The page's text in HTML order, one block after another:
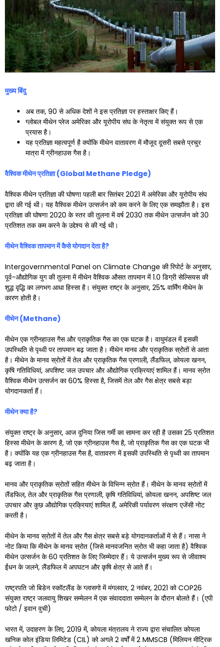
मुख्य बिंदु
अब तक, 90 से अधिक देशों ने इस प्रतिज्ञा पर हस्ताक्षर किए हैं।
ग्लोबल मीथेन प्लेज अमेरिका और यूरोपीय संघ के नेतृत्व में संयुक्त रूप से एक
प्रयास है।
यह प्रतिज्ञा महत्वपूर्ण है क्योंकि मीथेन वातावरण में मौजूद दूसरी सबसे प्रचुर
मात्रा में ग्रीनहाउस गैस है।
वैश्विक मीथेन प्रतिज्ञा (Global Methane Pledge)
वैश्विक मीथेन प्रतिज्ञा की घोषणा पहली बार सितंबर 2021 में अमेरिका और यूरोपीय संघ
द्वारा की गई थी। यह वैश्विक मीथेन उत्सर्जन को कम करने के लिए एक समझौता है। इस
प्रतिज्ञा की घोषणा 2020 के स्तर की तुलना में वर्ष 2030 तक मीथेन उत्सर्जन को 30
प्रतिशत तक कम करने के उद्देश्य से की गई थी।
मीथेन वैश्विक तापमान में कैसे योगदान देता है?
Intergovernmental Panel on Climate Change की रिपोर्ट के अनुसार,
पूर्व-औद्योगिक युग की तुलना में मीथेन वैश्विक औसत तापमान में 1.0 डिग्री सेल्सियस की
शुद्ध वृद्धि का लगभग आधा हिस्सा है। संयुक्त राष्ट्र के अनुसार, 25% वार्मिंग मीथेन के
कारण होती है।
मीथेन (Methane)
मीथेन एक ग्रीनहाउस गैस और प्राकृतिक गैस का एक घटक है। वायुमंडल में इसकी
उपस्थिति से पृथ्वी पर तापमान बढ़ जाता है। मीथेन मानव और प्राकृतिक स्रोतों से आता
है। मीथेन के मानव स्रोतों में तेल और प्राकृतिक गैस प्रणाली, लैंडफिल, कोयला खनन,
कृषि गतिविधियां, अपशिष्ट जल उपचार और औद्योगिक प्रक्रियाएं शामिल हैं। मानव स्रोत
वैश्विक मीथेन उत्सर्जन का 60% हिस्सा है, जिसमें तेल और गैस क्षेत्र सबसे बड़ा
योगदानकर्ता हैं।
मीथेन क्या है?
संयुक्त राष्ट्र के अनुसार, आज दुनिया जिस गर्मी का सामना कर रही है उसका 25 प्रतिशत
हिस्सा मीथेन के कारण है, जो एक ग्रीनहाउस गैस है, जो प्राकृतिक गैस का एक घटक भी
है। क्योंकि यह एक ग्रीनहाउस गैस है, वातावरण में इसकी उपस्थिति से पृथ्वी का तापमान
बढ़ जाता है।
मानव और प्राकृतिक स्रोतों सहित मीथेन के विभिन्न स्रोत हैं। मीथेन के मानव स्रोतों में
लैंडफिल, तेल और प्राकृतिक गैस प्रणाली, कृषि गतिविधियां, कोयला खनन, अपशिष्ट जल
उपचार और कुछ औद्योगिक प्रक्रियाएं शामिल हैं, अमेरिकी पर्यावरण संरक्षण एजेंसी नोट
करती है।
मीथेन के मानव स्रोतों में तेल और गैस क्षेत्र सबसे बड़े योगदानकर्ताओं में से हैं। नासा ने
नोट किया कि मीथेन के मानव स्रोत (जिसे मानवजनित स्रोत भी कहा जाता है) वैश्विक
मीथेन उत्सर्जन के 60 प्रतिशत के लिए जिम्मेदार हैं। ये उत्सर्जन मुख्य रूप से जीवाश्म
ईंधन के जलने, लैंडफिल में अपघटन और कृषि क्षेत्र से आते हैं।
राष्ट्रपति जो बिडेन स्कॉटलैंड के ग्लासगो में मंगलवार, 2 नवंबर, 2021 को COP26
संयुक्त राष्ट्र जलवायु शिखर सम्मेलन में एक संवाददाता सम्मेलन के दौरान बोलते हैं। (एपी
फोटो / इवान वुची)
भारत में, उदाहरण के लिए, 2019 में, कोयला मंत्रालय ने राज्य द्वारा संचालित कोयला
खनिक कोल इंडिया लिमिटेड (CIL) को अगले 2 वर्षों में 2 MMSCB (मिलियन मीट्रिक